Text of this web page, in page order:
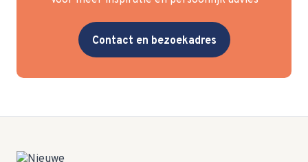
Contact en bezoekadres